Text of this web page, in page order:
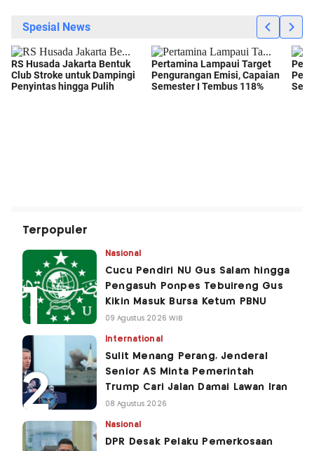
Terpopuler
Nasional
Cucu Pendiri NU Gus Salam hingga
Pengasuh Ponpes Tebuireng Gus
Kikin Masuk Bursa Ketum PBNU
09 Agustus 2026 WIB
International
Sulit Menang Perang, Jenderal
Senior AS Minta Pemerintah
Trump Cari Jalan Damai Lawan Iran
08 Agustus 2026
Nasional
DPR Desak Pelaku Pemerkosaan